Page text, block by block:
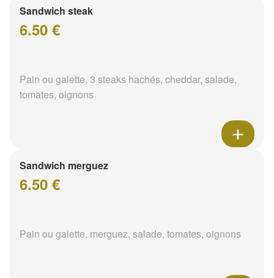
Sandwich steak
6.50 €
Pain ou galette, 3 steaks hachés, cheddar, salade,
tomates, oignons
Sandwich merguez
6.50 €
Pain ou galette, merguez, salade, tomates, oignons